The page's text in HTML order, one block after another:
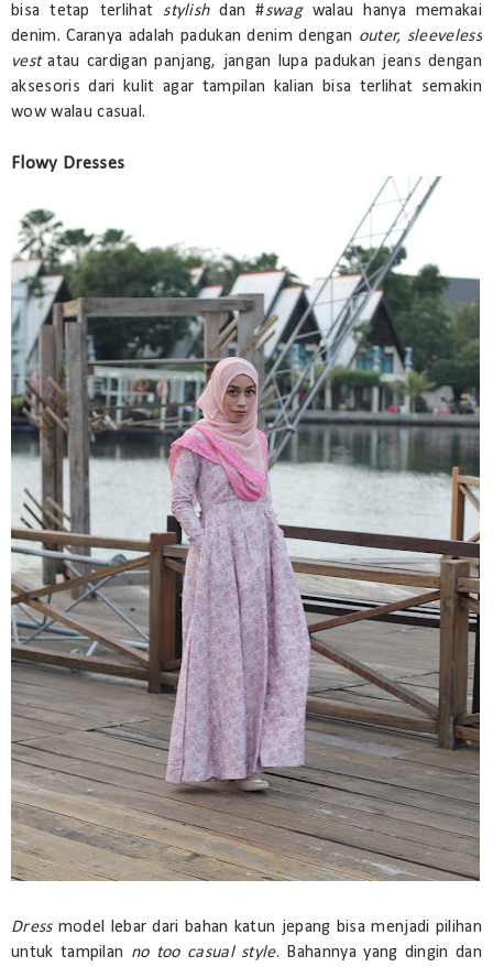
bisa tetap terlihat stylishdan #swagwalau hanya memakai
denim. Caranya adalah padukan denim dengan outer, sleeveless
vestatau cardigan panjang, jangan lupa padukan jeans dengan
aksesoris dari kulit agar tampilan kalian bisa terlihat semakin
wow walau casual.
Flowy Dresses
Dress model lebar dari bahan katun jepang bisa menjadi pilihan
untuk tampilan no too casual style. Bahannya yang dingin dan